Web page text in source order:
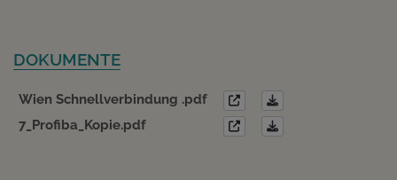
DOKUMENTE
Wien Schnellverbindung .pdf
7_Profiba_Kopie.pdf